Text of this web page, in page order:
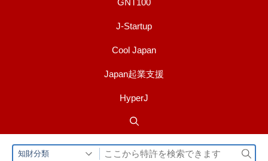
J-Startup
Cool Japan
Japan起業支援
HyperJ
知財分類
検
索